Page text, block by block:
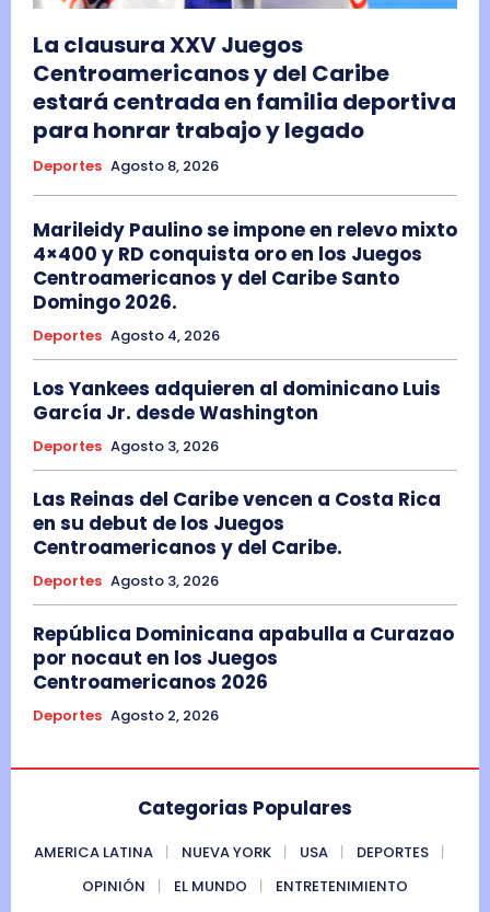
La clausura XXV Juegos
Centroamericanos y del Caribe
estará centrada en familia deportiva
para honrar trabajo y legado
Deportes Agosto 8, 2026
Marileidy Paulino se impone en relevo mixto
4×400 y RD conquista oro en los Juegos
Centroamericanos y del Caribe Santo
Domingo 2026.
Deportes Agosto 4, 2026
Los Yankees adquieren al dominicano Luis
García Jr. desde Washington
Deportes Agosto 3, 2026
Las Reinas del Caribe vencen a Costa Rica
en su debut de los Juegos
Centroamericanos y del Caribe.
Deportes Agosto 3, 2026
República Dominicana apabulla a Curazao
por nocaut en los Juegos
Centroamericanos 2026
Deportes Agosto 2, 2026
Categorias Populares
AMERICA LATINA NUEVA YORK USA
DEPORTES
OPINIÓN
EL MUNDO ENTRETENIMIENTO